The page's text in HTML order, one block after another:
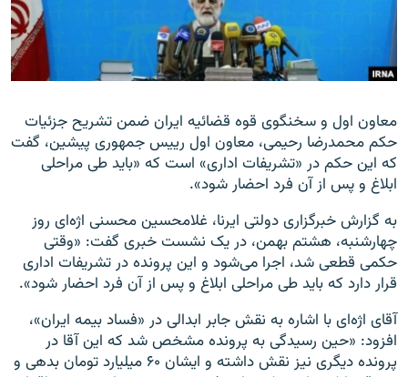
معاون اول و سخنگوی قوه قضائیه ایران ضمن تشریح جزئیات
حکم محمدرضا رحیمی، معاون اول رییس جمهوری پیشین، گفت
که این حکم در «تشریفات اداری» است که «باید طی مراحلی
ابلاغ و پس از آن فرد احضار شود».
به گزارش خبرگزاری دولتی ایرنا، غلامحسین محسنی اژه‌ای روز
چهارشنبه، هشتم بهمن، در یک نشست خبری گفت: «وقتی
حکمی قطعی شد، اجرا می‌شود و این پرونده در تشریفات اداری
قرار دارد که باید طی مراحلی ابلاغ و پس از آن فرد احضار شود».
آقای اژه‌ای با اشاره به نقش جابر ابدالی در «فساد بیمه ایران»،
افزود: «حین رسیدگی به پرونده مشخص شد که این آقا در
پرونده دیگری نیز نقش داشته و ایشان ۶۰ میلیارد تومان بدهی و